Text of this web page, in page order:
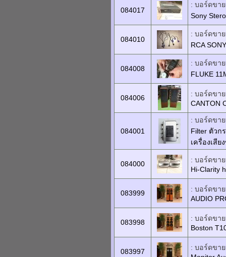
084017
: บอร์ดขาย
Sony
084010
: บอร์ดขาย
RCA
084008
: บอร์ดขาย
FLUKE
084006
: บอร์ดขาย
CANTON
084001
: บอร์ดขาย
Filter ตัวก
เครื่องเสี
084000
: บอร์ดขาย
Hi-Clarity
083999
: บอร์ดขาย
AUDIO
083998
: บอร์ดขาย
Boston
083997
: บอร์ดขาย